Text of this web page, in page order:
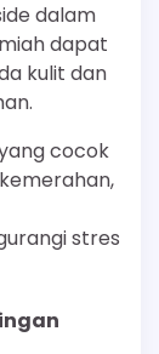
dalam
dapat
kulit dan
cocok
stres